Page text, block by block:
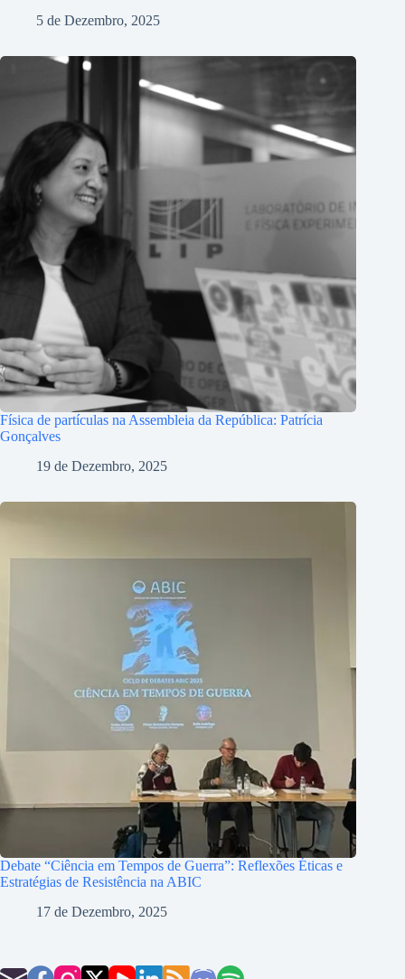
5 de Dezembro, 2025
Física de partículas na Assembleia da República: Patrícia
Gonçalves
19 de Dezembro, 2025
Debate “Ciência em Tempos de Guerra”: Reflexões Éticas e
Estratégias de Resistência na ABIC
17 de Dezembro, 2025